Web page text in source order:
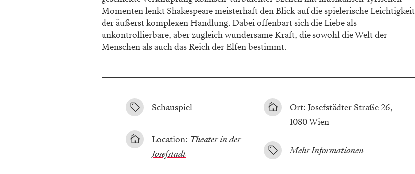
Momenten lenkt Shakespeare meisterhaft den Blick auf die spielerische Leichtigkeit
der äußerst komplexen Handlung. Dabei offenbart sich die Liebe als
unkontrollierbare, aber zugleich wundersame Kraft, die sowohl die Welt der
Menschen als auch das Reich der Elfen bestimmt.
Schauspiel
Location: Theater in der
Josefstadt
Ort: Josefstädter Straße 26,
1080 Wien
Mehr Informationen